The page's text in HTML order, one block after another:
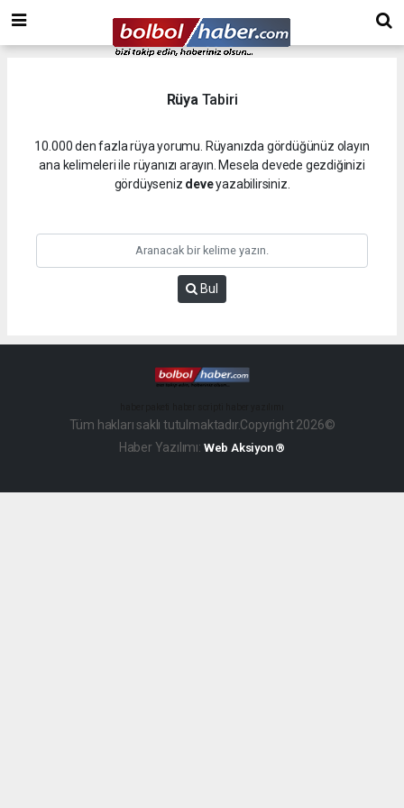
Rüya Tabiri
10.000 den fazla rüya yorumu. Rüyanızda gördüğünüz olayın
ana kelimeleri ile rüyanızı arayın. Mesela devede gezdiğinizi
gördüyseniz deveyazabilirsiniz.
Bul
Tüm hakları saklı tutulmaktadır.Copyright 2026©
Haber Yazılımı: Web Aksiyon ®